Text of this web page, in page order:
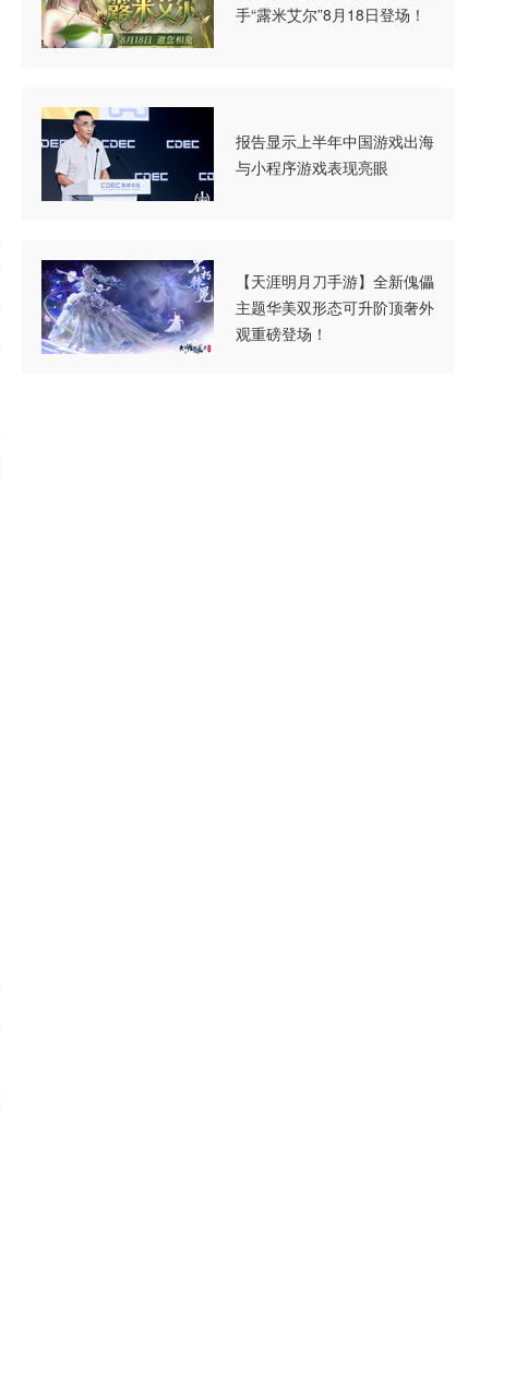
手“露米艾尔”8月18日登场！
报告显示上半年中国游戏出海
与小程序游戏表现亮眼
【天涯明月刀手游】全新傀儡
主题华美双形态可升阶顶奢外
观重磅登场！